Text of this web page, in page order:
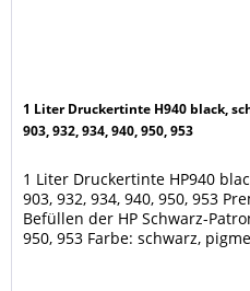
1 Liter Druckertinte H940 black,
903, 932, 934, 940, 950, 953
1 Liter Druckertinte HP940
903, 932, 934, 940, 950, 953
Befüllen der HP Schwarz-
950, 953 Farbe: schwarz,